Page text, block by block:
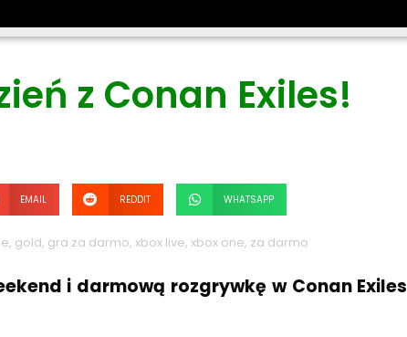
z Conan Exiles!
EMAIL REDDIT WHATSAPP
, gold, gra za darmo,xbox live,xbox one, za darmo
i darmową rozgrywkę w Conan Exiles